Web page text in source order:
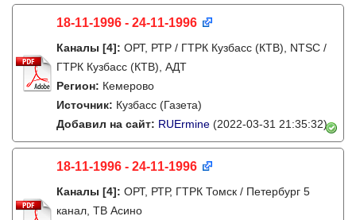
18-11-1996 - 24-11-1996
Каналы [4]: ОРТ, РТР / ГТРК Кузбасс (КТВ), NTSC /
ГТРК Кузбасс (КТВ), АДТ
Регион: Кемерово
Источник: Кузбасс (Газета)
Добавил на сайт: RUErmine (2022-03-31 21:35:32)
18-11-1996 - 24-11-1996
Каналы [4]: ОРТ, РТР, ГТРК Томск / Петербург 5
канал, ТВ Асино